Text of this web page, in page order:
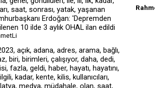
Erdoğan: 'Depremden
10 ilde 3 aylık OHAL ilan edildi